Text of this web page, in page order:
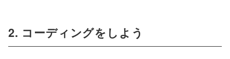
2. コーディングをしよう